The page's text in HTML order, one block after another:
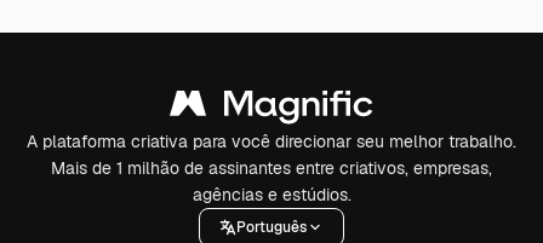
A plataforma criativa para você direcionar seu melhor trabalho.
Mais de 1 milhão de assinantes entre criativos, empresas,
agências e estúdios.
Português